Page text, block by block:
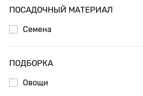
ПОСАДОЧНЫЙ МАТЕРИАЛ
Семена
ПОДБОРКА
Овощи